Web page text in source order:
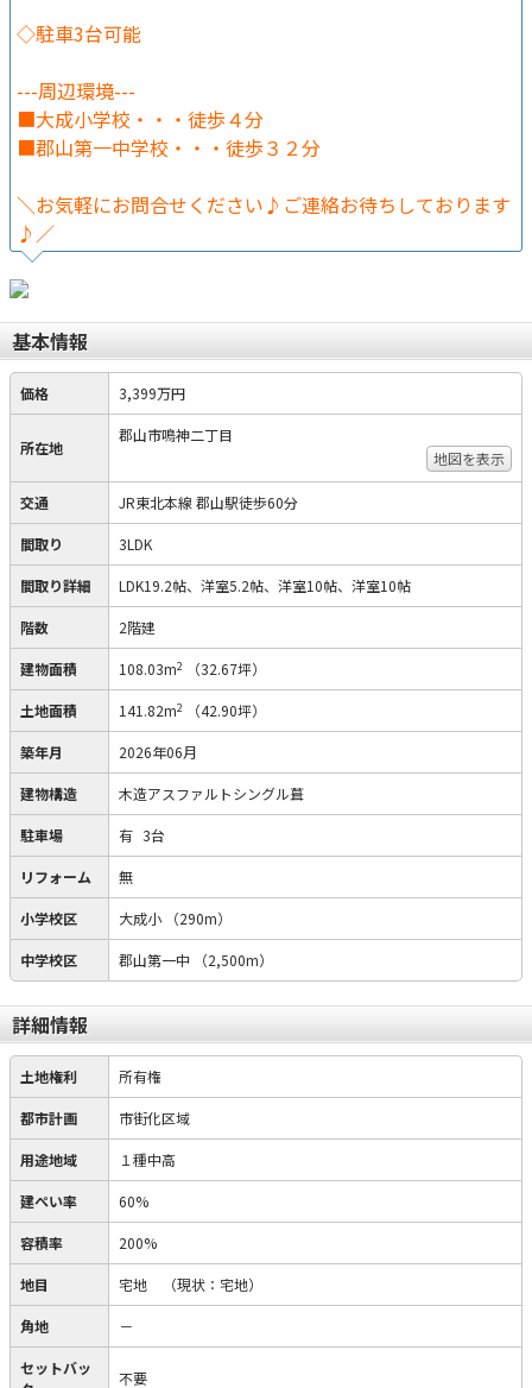
◇駐車3台可能
---周辺環境---
■大成小学校・・・徒歩４分
■郡山第一中学校・・・徒歩３２分
＼お気軽にお問合せください♪ご連絡お待ちしております
♪／
基本情報
価格 3,399万円
所在地
郡山市鳴神二丁目
地図を表示
交通 JR東北本線 郡山駅徒歩60分
間取り 3LDK
間取り詳細 LDK19.2帖、洋室5.2帖、洋室10帖、洋室10帖
階数 2階建
建物面積 108.03m2 （32.67坪）
土地面積 141.82m2 （42.90坪）
築年月 2026年06月
建物構造 木造アスファルトシングル葺
駐車場 有 3台
リフォーム 無
小学校区 大成小 （290m）
中学校区 郡山第一中 （2,500m）
詳細情報
土地権利 所有権
都市計画 市街化区域
用途地域 １種中高
建ぺい率 60%
容積率 200%
地目 宅地 （現状：宅地）
角地 －
セットバッ
不要